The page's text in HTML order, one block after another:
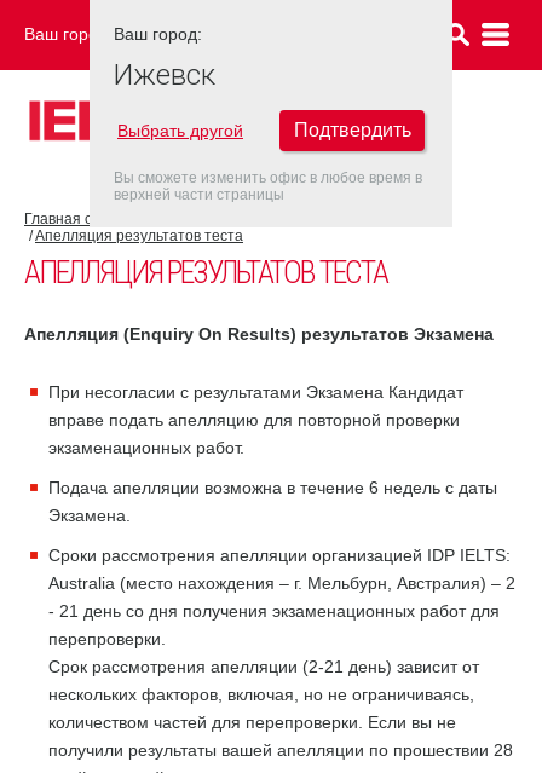
Ваш город: ИЖЕВСК
Главная страница
Апелляция результатов теста
АПЕЛЛЯЦИЯ РЕЗУЛЬТАТОВ ТЕСТА
Апелляция (Enquiry On Results) результатов Экзамена
При несогласии с результатами Экзамена Кандидат
вправе подать апелляцию для повторной проверки
экзаменационных работ.
Подача апелляции возможна в течение 6 недель с даты
Экзамена.
Сроки рассмотрения апелляции организацией IDP IELTS:
Australia (место нахождения – г. Мельбурн, Австралия) – 2
- 21 день со дня получения экзаменационных работ для
перепроверки.
Срок рассмотрения апелляции (2-21 день) зависит от
нескольких факторов, включая, но не ограничиваясь,
количеством частей для перепроверки. Если вы не
получили результаты вашей апелляции по прошествии 28
Ваш город:
Ижевск
Выбрать другой Подтвердить
Вы сможете изменить офис в любое время в
верхней части страницы